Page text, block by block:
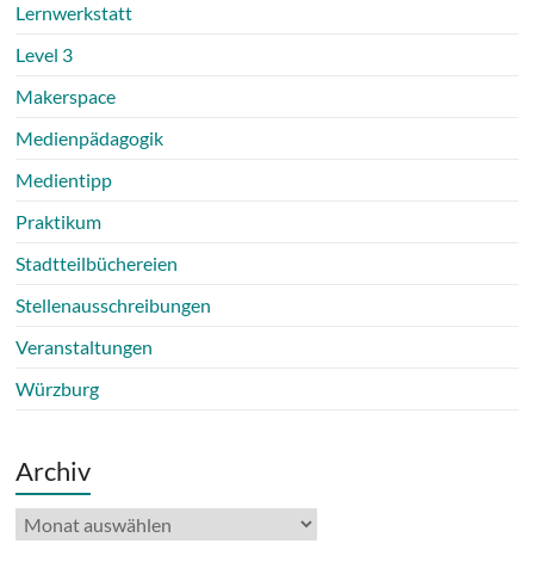
Lernwerkstatt
Level 3
Makerspace
Medienpädagogik
Medientipp
Praktikum
Stadtteilbüchereien
Stellenausschreibungen
Veranstaltungen
Würzburg
Archiv
Archiv